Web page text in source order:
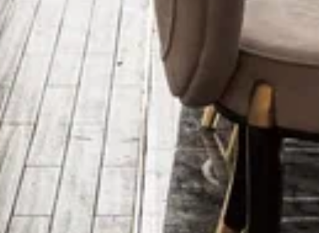
БРОНИРОВАНИЕ
КОНФЕРЕНЦ-
ЗАЛА
Конференц-зал отеля HISTORY — это
современное пространство, созданное для
деловых встреч, презентаций
и торжественных мероприятий.